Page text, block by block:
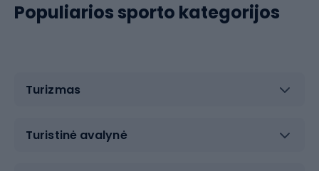
Populiarios sporto kategorijos
Turizmas
Turistinė avalynė